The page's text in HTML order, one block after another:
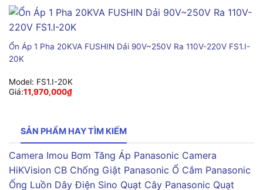
Ổn Áp 1 Pha 20KVA FUSHIN Dải 90V~250V Ra 110V-220V FS1.I-
20K
Model: FS1.I-20K
Giá:11,970,000₫
SẢN PHẨM HAY TÌM KIẾM
Camera Imou Bơm Tăng Áp Panasonic Camera
HiKVision CB Chống Giật Panasonic Ổ Cắm Panasonic
Ống Luồn Dây Điện Sino Quạt Cây Panasonic Quạt